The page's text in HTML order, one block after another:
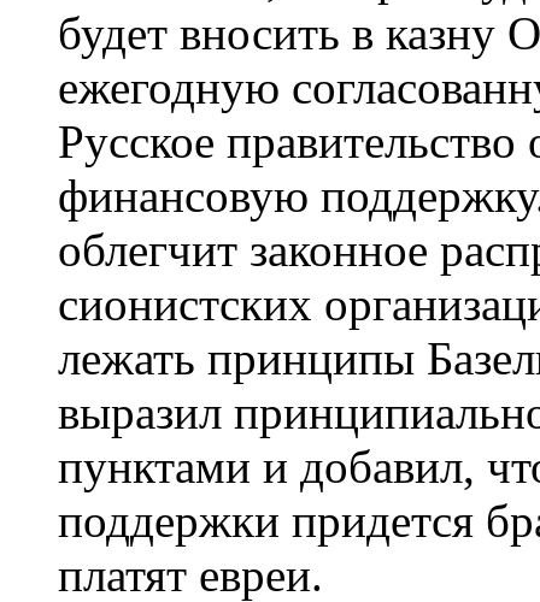
будет вносить в казну
ежегодную
Русское
финансовую
облегчит законное
сионистских
лежать принципы
выразил
пунктами и добавил,
поддержки придется
платят евреи.